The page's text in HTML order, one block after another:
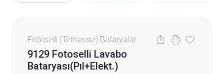
Fotoselli (Temassız) Bataryalar
9129 Fotoselli Lavabo
Bataryası(Pıl+Elekt.)